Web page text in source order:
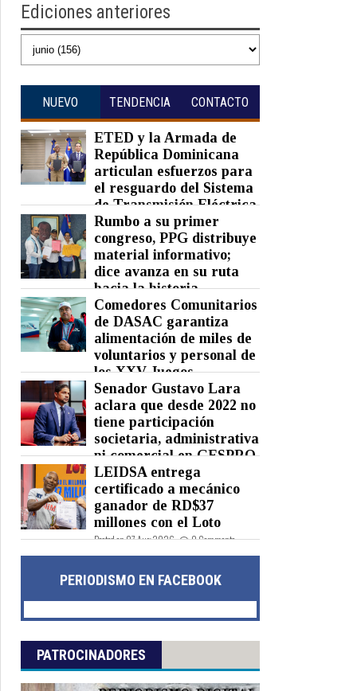
Ediciones anteriores
NUEVO TENDENCIA CONTACTO
ETED y la Armada de
República Dominicana
articulan esfuerzos para
el resguardo del Sistema
de Transmisión Eléctrica
Nacional y fortalecimiento de
capacidades.
Posted on 07 Aug 2026 - 0 Comments
Rumbo a su primer
congreso, PPG distribuye
material informativo;
dice avanza en su ruta
hacia la historia
Posted on 07 Aug 2026 - 0 Comments
Comedores Comunitarios
de DASAC garantiza
alimentación de miles de
voluntarios y personal de
los XXV Juegos
Centroamericanos y del Caribe
Santo Domingo 2026
Posted on 07 Aug 2026 - 0 Comments
Senador Gustavo Lara
aclara que desde 2022 no
tiene participación
societaria, administrativa
ni comercial en GESPRO
Posted on 07 Aug 2026 - 0 Comments
LEIDSA entrega
certificado a mecánico
ganador de RD$37
millones con el Loto
Posted on 07 Aug 2026 - 0 Comments
PERIODISMO EN FACEBOOK
PATROCINADORES